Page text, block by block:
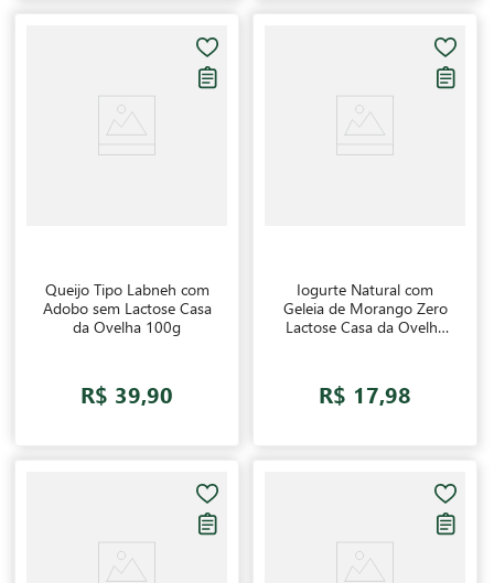
Queijo Tipo Labneh com
Adobo sem Lactose Casa
da Ovelha 100g
R$ 39,90
Iogurte Natural com
Geleia de Morango Zero
Lactose Casa da Ovelha
R$ 17,98